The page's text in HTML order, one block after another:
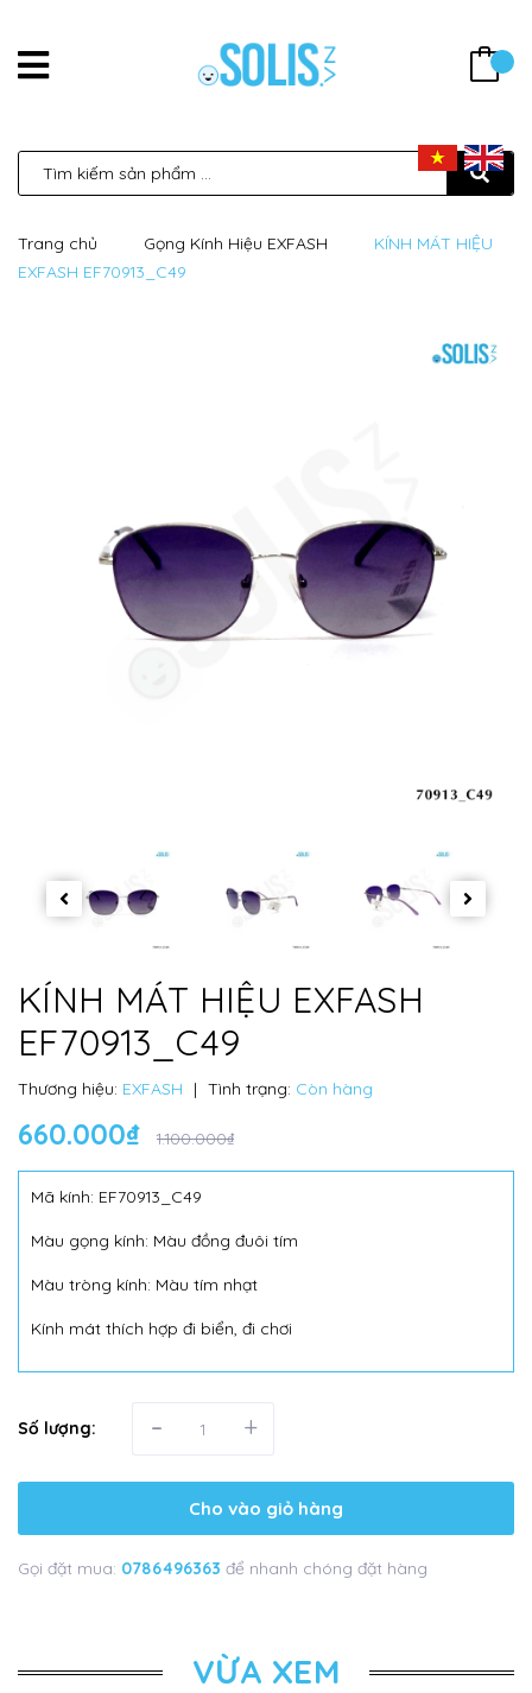
Trang chủ Gọng Kính Hiệu EXFASH
KÍNH MÁT HIỆU
EXFASH EF70913_C49
KÍNH MÁT HIỆU EXFASH
EF70913_C49
Thương hiệu: EXFASH | Tình trạng: Còn hàng
660.000₫ 1.100.000₫
Mã kính: EF70913_C49
Màu gọng kính: Màu đồng đuôi tím
Màu tròng kính: Màu tím nhạt
Kính mát thích hợp đi biển, đi chơi
Số lượng: - +
Cho vào giỏ hàng
Gọi đặt mua: 0786496363 để nhanh chóng đặt hàng
VỪA XEM